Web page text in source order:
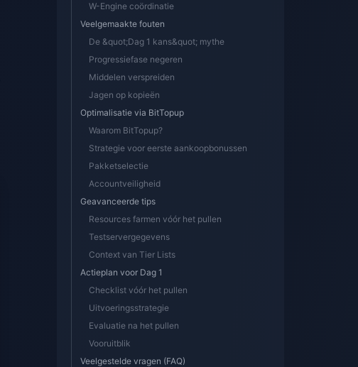
W-Engine coördinatie
Veelgemaakte fouten
De &quot;Dag 1 kans&quot; mythe
Progressiefase negeren
Middelen verspreiden
Jagen op kopieën
Optimalisatie via BitTopup
Waarom BitTopup?
Strategie voor eerste aankoopbonussen
Pakketselectie
Accountveiligheid
Geavanceerde tips
Resources farmen vóór het pullen
Testservergegevens
Context van Tier Lists
Actieplan voor Dag 1
Checklist vóór het pullen
Uitvoeringsstrategie
Evaluatie na het pullen
Vooruitblik
Veelgestelde vragen (FAQ)